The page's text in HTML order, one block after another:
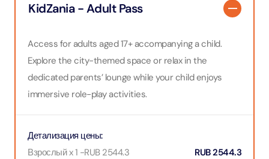
KidZania - Adult Pass
Access for adults aged 17+ accompanying a child.
Explore the city-themed space or relax in the
dedicated parents’ lounge while your child enjoys
immersive role-play activities.
Детализация цены:
Взрослый x 1 -RUB 2544.3 RUB2544.3